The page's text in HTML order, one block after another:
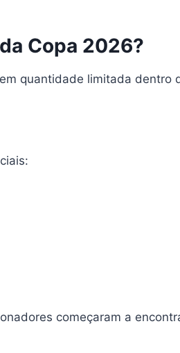
Copa 2026?
quantidade limitada
começaram a